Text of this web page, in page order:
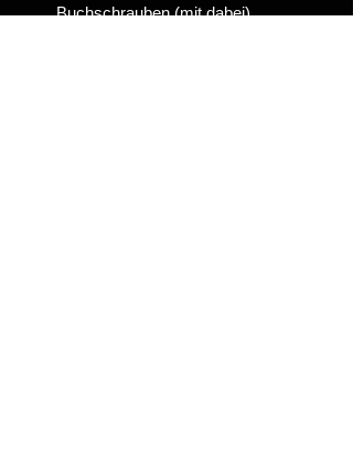
Buchschrauben (mit dabei)